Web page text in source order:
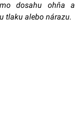
dosahu ohňa a
tlaku alebo nárazu.